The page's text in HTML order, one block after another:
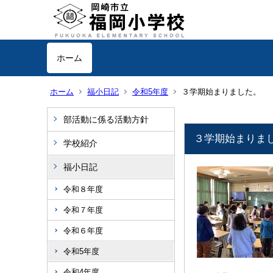
ホーム
ホーム 福小日記 令和5年度 ３学期始まりました。
部活動に係る活動方針
学校紹介
福小日記
令和８年度
令和７年度
令和６年度
令和5年度
３学期始まりま